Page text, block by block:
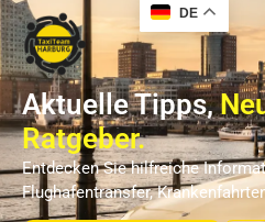
DE
Aktuelle Tipps,
Ratgeber.
Entdecken Sie hilfreiche
Flughafentransfer,